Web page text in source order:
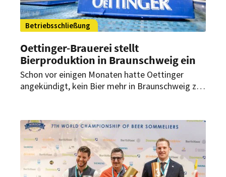
Betriebsschließung
Oettinger-Brauerei stellt
Bierproduktion in Braunschweig ein
Schon vor einigen Monaten hatte Oettinger
angekündigt, kein Bier mehr in Braunschweig zu
erwartet.